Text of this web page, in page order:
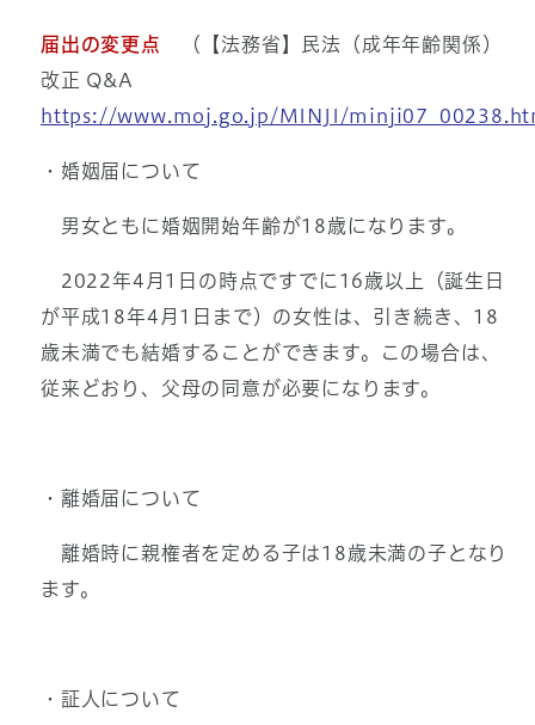
届出の変更点
（【法務省】民法（成年年齢関係）
改正 Q&A
https://www.moj.go.jp/MINJI/
・婚姻届について
男女ともに婚姻開始年齢が18歳になります。
2022年4月1日の時点ですでに16歳以上（誕生日
が平成18年4月1日まで）の女性は、引き続き、18
歳未満でも結婚することができます。この場合は、
従来どおり、父母の同意が必要になります。
・離婚届について
離婚時に親権者を定める子は18歳未満の子となり
ます。
・証人について